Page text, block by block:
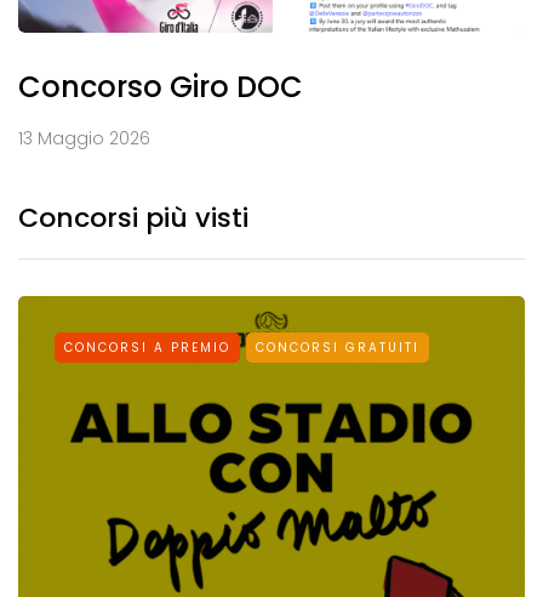
Concorso Giro DOC
13 Maggio 2026
Concorsi più visti
CONCORSI A PREMIO CONCORSI GRATUITI